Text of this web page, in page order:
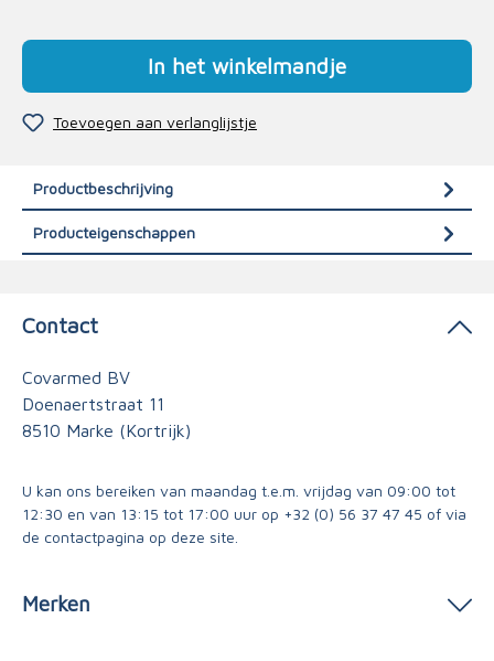
In het winkelmandje
Toevoegen aan verlanglijstje
Productbeschrijving
Producteigenschappen
Contact
Covarmed BV
Doenaertstraat 11
8510 Marke (Kortrijk)
U kan ons bereiken van maandag t.e.m. vrijdag van 09:00 tot
12:30 en van 13:15 tot 17:00 uur op +32 (0) 56 37 47 45 of via
de contactpagina op deze site.
Merken